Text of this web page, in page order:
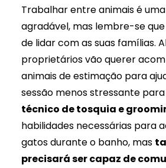
Trabalhar entre animais é
agradável, mas lembre-se
de lidar com as suas famílias.
proprietários vão querer
animais de estimação para
sessão menos stressante para
técnico de tosquia e
habilidades necessárias para
gatos durante o banho, mas
precisará ser capaz de